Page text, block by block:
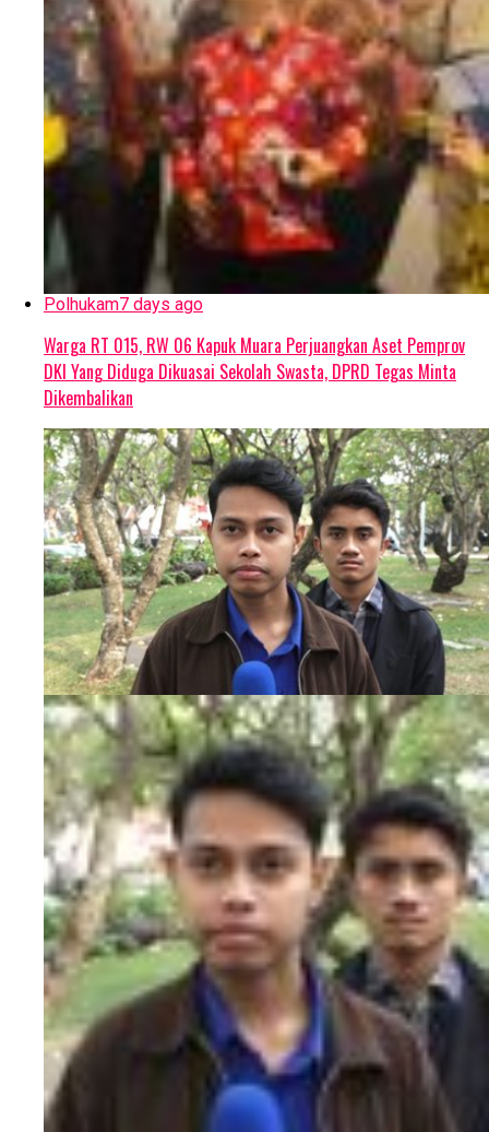
Polhukam7 days ago
Warga RT 015, RW 06 Kapuk Muara Perjuangkan Aset Pemprov
DKI Yang Diduga Dikuasai Sekolah Swasta, DPRD Tegas Minta
Dikembalikan